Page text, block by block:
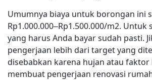
Umumnya biaya untuk borongan ini
Rp1.000.000–Rp1.500.000/m2. Untuk
yang harus Anda bayar sudah pasti.
pengerjaan lebih dari target yang
disebabkan karena hujan atau faktor
membuat pengerjaan renovasi